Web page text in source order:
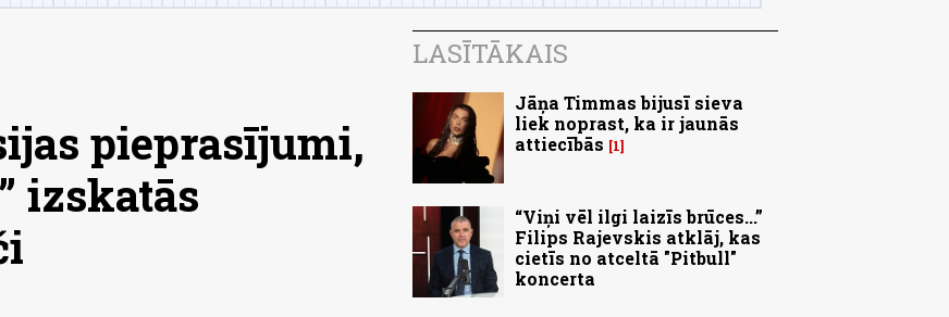
pieprasījumi,
izskatās
LASĪTĀKAIS
Jāņa Timmas bijusī sieva
liek noprast, ka ir jaunās
attiecībās
1
“Viņi vēl ilgi laizīs brūces...”
Filips Rajevskis atklāj, kas
cietīs no atceltā "Pitbull"
koncerta